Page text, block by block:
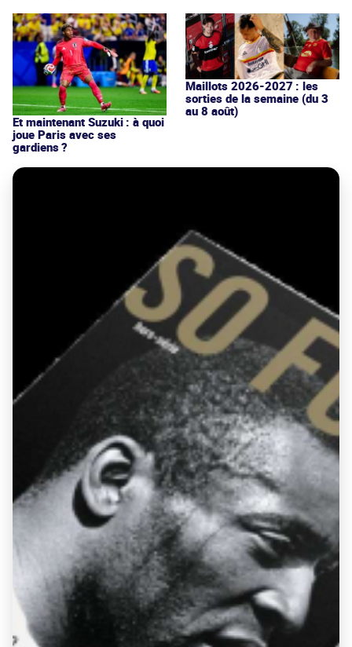
Et maintenant Suzuki : à quoi
joue Paris avec ses
gardiens ?
Maillots 2026-2027 : les
sorties de la semaine (du 3
au 8 août)